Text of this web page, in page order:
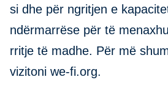
si dhe për ngritjen e
ndërmarrëse për të
rritje të madhe. Për më
vizitoni we-fi.org.